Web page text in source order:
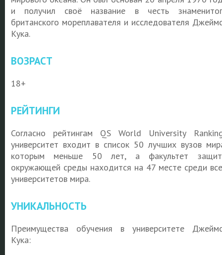
и получил своё название в честь
британского мореплавателя и исследователя
Кука.
ВОЗРАСТ
18+
РЕЙТИНГИ
Согласно рейтингам QS World University
университет входит в список 50 лучших вузов
которым меньше 50 лет, а факультет
окружающей среды находится на 47 месте среди
университетов мира.
УНИКАЛЬНОСТЬ
Преимущества обучения в университете
Кука: